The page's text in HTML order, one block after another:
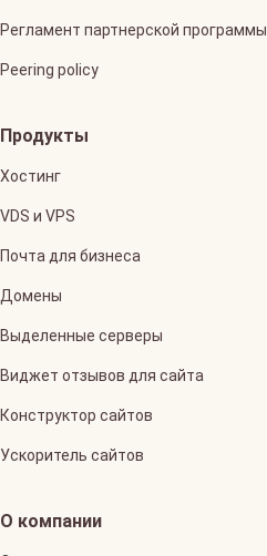
Регламент партнерской программы
Peering policy
Продукты
Хостинг
VDS и VPS
Почта для бизнеса
Домены
Выделенные серверы
Виджет отзывов для сайта
Конструктор сайтов
Ускоритель сайтов
О компании